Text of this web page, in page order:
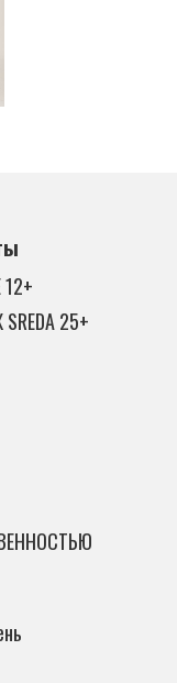
12+
25+